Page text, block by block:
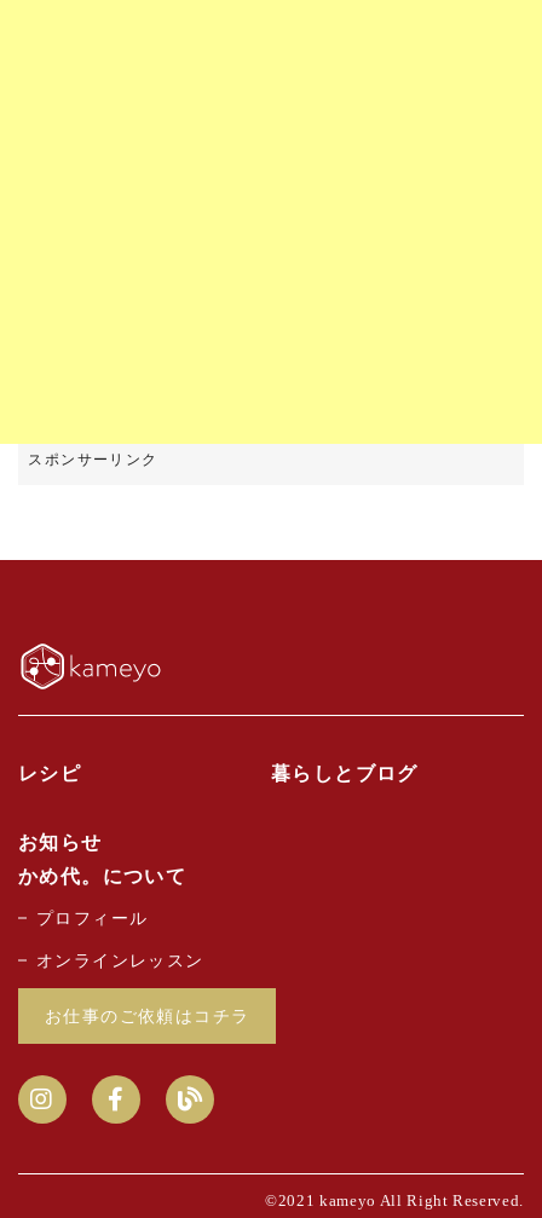
レシピ 暮らしとブログ
お知らせ
かめ代。について
プロフィール
オンラインレッスン
お仕事のご依頼はコチラ
©2021 kameyo All Right Reserved.